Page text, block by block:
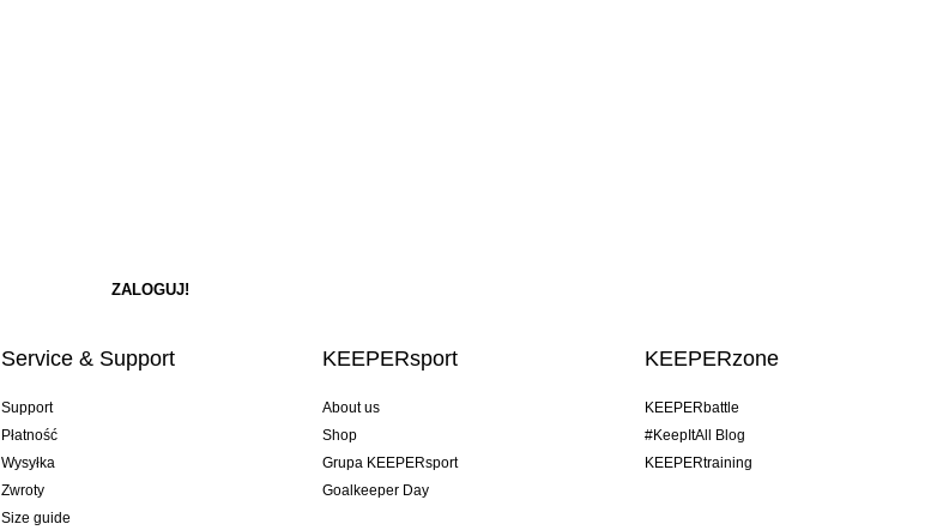
Service & Support
Support
Płatność
Wysyłka
Zwroty
Size guide
KEEPERsport
About us
Shop
Grupa KEEPERsport
Goalkeeper Day
KEEPERzone
KEEPERbattle
#KeepItAll Blog
KEEPERtraining